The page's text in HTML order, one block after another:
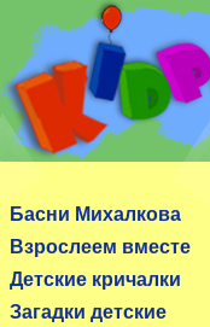
Сайт посвящен
Басни Михалкова
Взрослеем вместе
Детские кричалки
Загадки детские